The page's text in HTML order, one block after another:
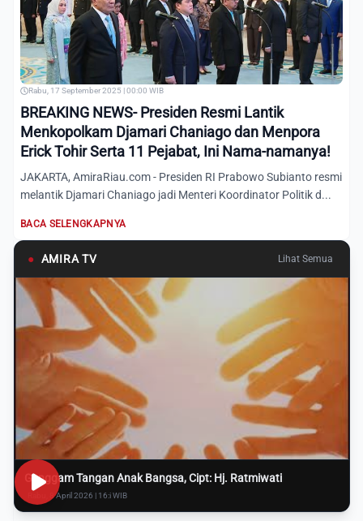
Rabu, 17 September 2025 | 00:00 WIB
BREAKING NEWS- Presiden Resmi Lantik
Menkopolkam Djamari Chaniago dan Menpora
Erick Tohir Serta 11 Pejabat, Ini Nama-namanya!
JAKARTA, AmiraRiau.com - Presiden RI Prabowo Subianto resmi
melantik Djamari Chaniago jadi Menteri Koordinator Politik d...
BACA SELENGKAPNYA
● AMIRA TV Lihat Semua
Genggam Tangan Anak Bangsa, Cipt: Hj. Ratmiwati
Rabu, 8 April 2026 | 16:i WIB